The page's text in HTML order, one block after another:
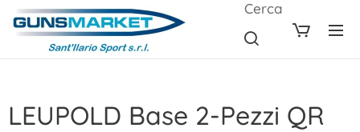
Cerca
LEUPOLD Base 2-Pezzi QR